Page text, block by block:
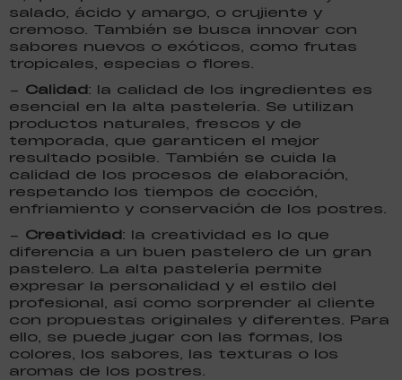
salado, ácido y amargo, o crujiente y
cremoso. También se busca innovar con
sabores nuevos o exóticos, como frutas
tropicales, especias o flores.
– Calidad: la calidad de los ingredientes es
esencial en la alta pastelería. Se utilizan
productos naturales, frescos y de
temporada, que garanticen el mejor
resultado posible. También se cuida la
calidad de los procesos de elaboración,
respetando los tiempos de cocción,
enfriamiento y conservación de los postres.
– Creatividad: la creatividad es lo que
diferencia a un buen pastelero de un gran
pastelero. La alta pastelería permite
expresar la personalidad y el estilo del
profesional, así como sorprender al cliente
con propuestas originales y diferentes. Para
ello, se puede jugar con las formas, los
colores, los sabores, las texturas o los
aromas de los postres.